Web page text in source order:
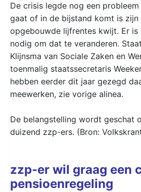
De crisis legde nog een
gaat of in de bijstand komt is zijn
opgebouwde lijfrentes kwijt. Er is
nodig om dat te veranderen.
Klijnsma van Sociale Zaken en
toenmalig staatssecretaris
hebben eerder dit jaar gezegd
meewerken, zie vorige alinea.
De belangstelling wordt geschat
duizend zzp-ers. (Bron:
zzp-er wil graag een
pensioenregeling